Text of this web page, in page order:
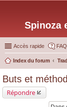
Spinoza
Accès rapide FAQ
Index du forum
Buts et
Répondre